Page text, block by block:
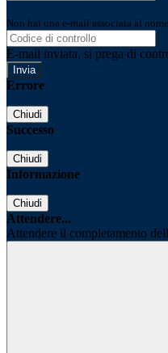
Non hai una e-mail associata al
E-mail inviata, si prega di
Errore
Chiudi
Successo
Chiudi
Informazione
Chiudi
Attendere...
Attendere il completamento